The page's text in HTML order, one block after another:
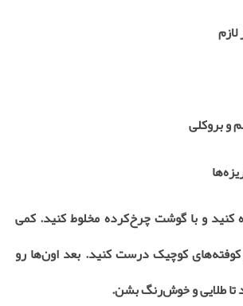
و بروکلی
کنید و با گوشت چرخ‌کرده مخلوط کنید. کمی
کوچیک درست کنید. بعد اون‌ها رو
طلایی و خوش‌رنگ بشن.